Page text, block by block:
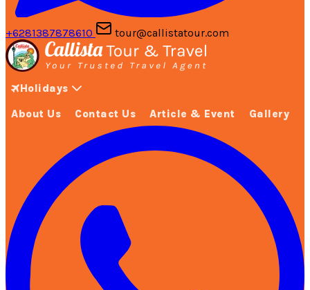
+6281387878610 tour@callistatour.com
Holidays
About Us Contact Us Article & Event Gallery